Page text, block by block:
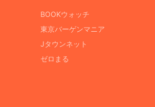
BOOKウォッチ
東京バーゲンマニア
Jタウンネット
ゼロまる